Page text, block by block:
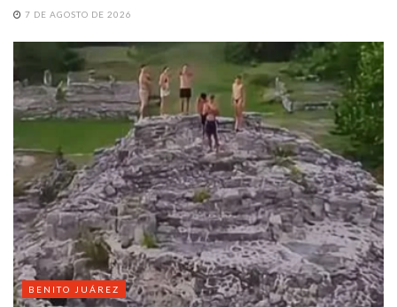
7 DE AGOSTO DE 2026
BENITO JUÁREZ